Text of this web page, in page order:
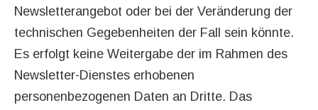
Newsletterangebot oder bei der Veränderung der
technischen Gegebenheiten der Fall sein könnte.
Es erfolgt keine Weitergabe der im Rahmen des
Newsletter-Dienstes erhobenen
personenbezogenen Daten an Dritte. Das